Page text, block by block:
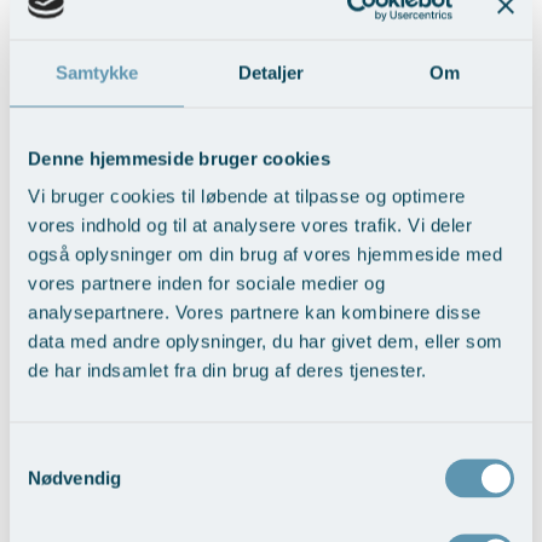
Samtykke Detaljer Om
Denne hjemmeside bruger cookies
Vi bruger cookies til løbende at tilpasse og optimere
vores indhold og til at analysere vores trafik. Vi deler
også oplysninger om din brug af vores hjemmeside med
vores partnere inden for sociale medier og
analysepartnere. Vores partnere kan kombinere disse
data med andre oplysninger, du har givet dem, eller som
de har indsamlet fra din brug af deres tjenester.
Nødvendig
Uønsket hårvækst
Hårtab
Aldersprægede håndrygge
Kropsforyngelse og opstramning
Intim konturering/foryngelse
Mandlig genitalområde - forskønnelse
Kosmetisk Plastikkirurgi
Før / efter billeder
aging medicin
Skriv dig op
Kvalitet og patienttilfredshed
Nyttige links
Parkering og opladning på AROS Privathospital
Persondatapolitik på AROS
Rygepolitik
Samarbejde mellem specialer
Sengestuer
Ventetid i det offentlige - Frit sygehusvalg
Menopause forløb, fra pris)
ferritin, vitamin B12*, vitamin D*, FSH**,
østradiol (E2), testosteron (total/frit),
lipidprofil***, HbA1c/fasteglukose****,
lever- og nyretal****
Bedøvelse:
* tages ved klinisk indikation
testosteronbehandling (fx lav libido